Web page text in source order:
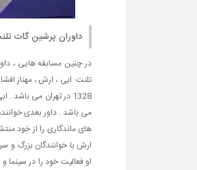
داوران پرشین گات
در چنین مسابقه هایی ،
تلنت ابی ، ارش ، مهناز
های ماندگاری را از خود